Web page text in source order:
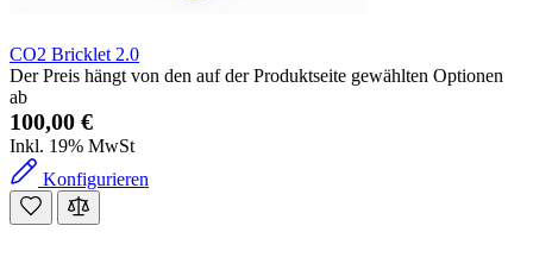
CO2 Bricklet 2.0
Der Preis hängt von den auf der Produktseite gewählten Optionen
ab
100,00 €
Inkl. 19% MwSt
Konfigurieren